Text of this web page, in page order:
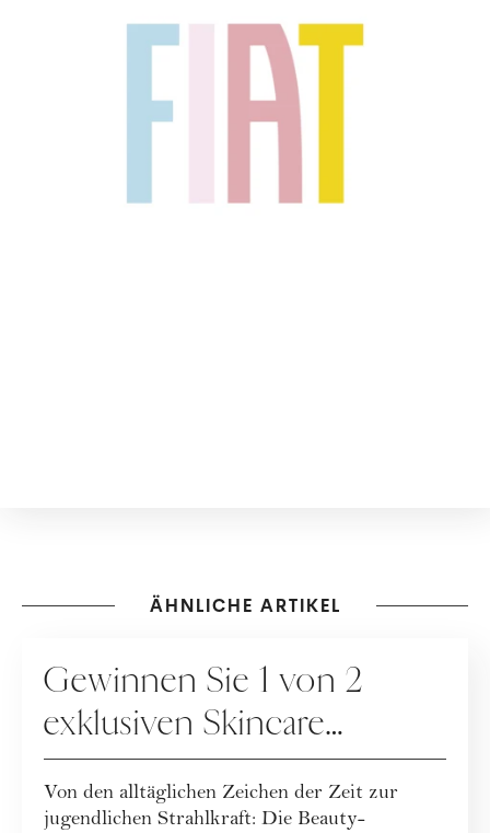
ÄHNLICHE ARTIKEL
Gewinnen Sie 1 von 2
exklusiven Skincare
Packages der
BEAUTYMANUFACTUR!
Von den alltäglichen Zeichen der Zeit zur
jugendlichen Strahlkraft: Die Beauty-